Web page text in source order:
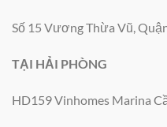
Số 15 Vương Thừa Vũ,
TẠI HẢI PHÒNG
HD159 Vinhomes Marina